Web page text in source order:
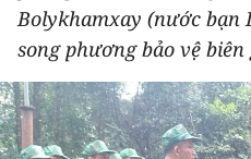
DU LỊCH
THẾ GIỚI
THỂ THAO
Bolykhamxay (nước
song phương bảo vệ biên